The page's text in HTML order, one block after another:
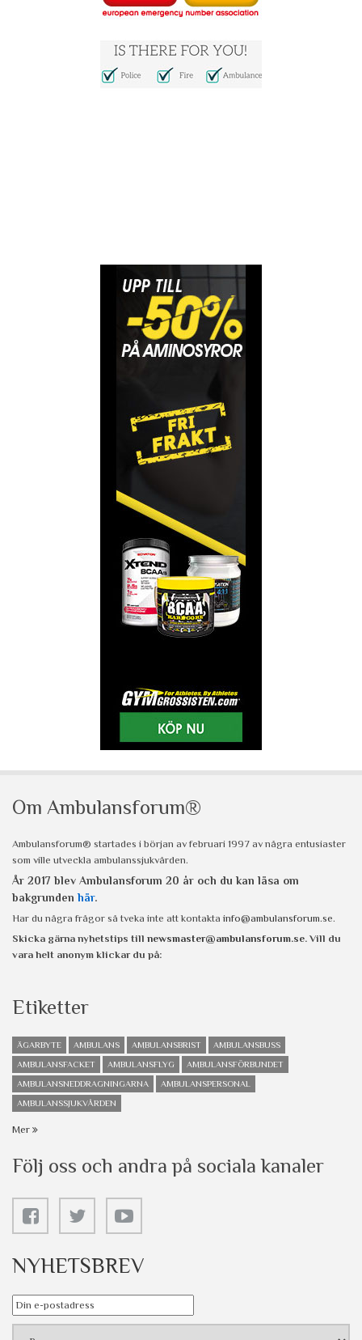
Om Ambulansforum®
Ambulansforum® startades i början av februari 1997 av några entusiaster
som ville utveckla ambulanssjukvården.
År 2017 blev Ambulansforum 20 år och du kan läsa om
bakgrunden här.
Har du några frågor så tveka inte att kontakta info@ambulansforum.se.
Skicka gärna nyhetstips till newsmaster@ambulansforum.se. Vill du
vara helt anonym klickar du på:
Etiketter
ÄGARBYTE AMBULANS AMBULANSBRIST
AMBULANSBUSS
AMBULANSFACKET
AMBULANSFLYG
AMBULANSFÖRBUNDET
AMBULANSNEDDRAGNINGARNA
AMBULANSPERSONAL
AMBULANSSJUKVÅRDEN
Mer
Följ oss och andra på sociala kanaler
NYHETSBREV